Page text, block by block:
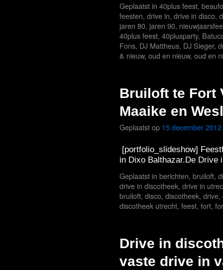
Geplaatst in 40plus feest,
feesten, drive in, drive in disco,
jaren 80, jaren 90,
40plus feest, 40plusparty,
Fons, DJ Mattheus, DJ Sieger,
& nieuw, oud en nieuw, oud en
Bruiloft te Fort
Maaike en
Geplaatst op 15 december 2012
[portfolio_slideshow]
in Dixo Balthazar.De Drive
Geplaatst in berichten, bruiloft,
drive in discotheek, drive in
bruiloft, disco, discotheek, drive,
discotheek utrecht, feest, fort,
Drive in
vaste drive in